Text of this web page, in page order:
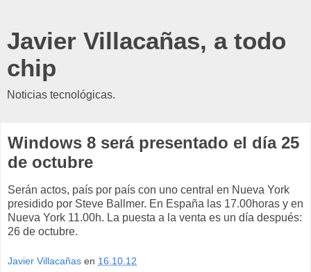
Javier Villacañas, a todo
chip
Noticias tecnológicas.
Windows 8 será presentado el día 25
de octubre
Serán actos, país por país con uno central en Nueva York
presidido por Steve Ballmer. En España las 17.00horas y en
Nueva York 11.00h. La puesta a la venta es un día después:
26 de octubre.
Javier Villacañas en 16.10.12